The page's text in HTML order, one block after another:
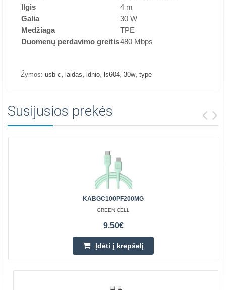
Ilgis
4 m
Galia
30 W
Medžiaga
TPE
Duomenų perdavimo greitis480 Mbps
Žymos: usb-c, laidas, ldnio, ls604, 30w, type
Susijusios prekės
KABGC100PF200MG
GREEN CELL
9.50€
Įdėti į krepšelį